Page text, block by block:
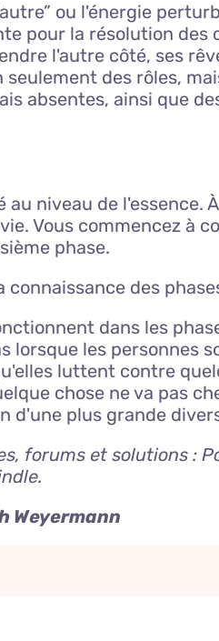
ou l'énergie
pour la résolution des
l'autre côté, ses
des rôles,
absentes, ainsi que
niveau de l'essence.
Vous commencez à
phase.
des
dans les
lorsque les personnes
luttent contre
chose ne va pas
d'une plus grande
forums et solutions :
Weyermann